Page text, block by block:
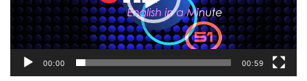
ー
00:00 00:59